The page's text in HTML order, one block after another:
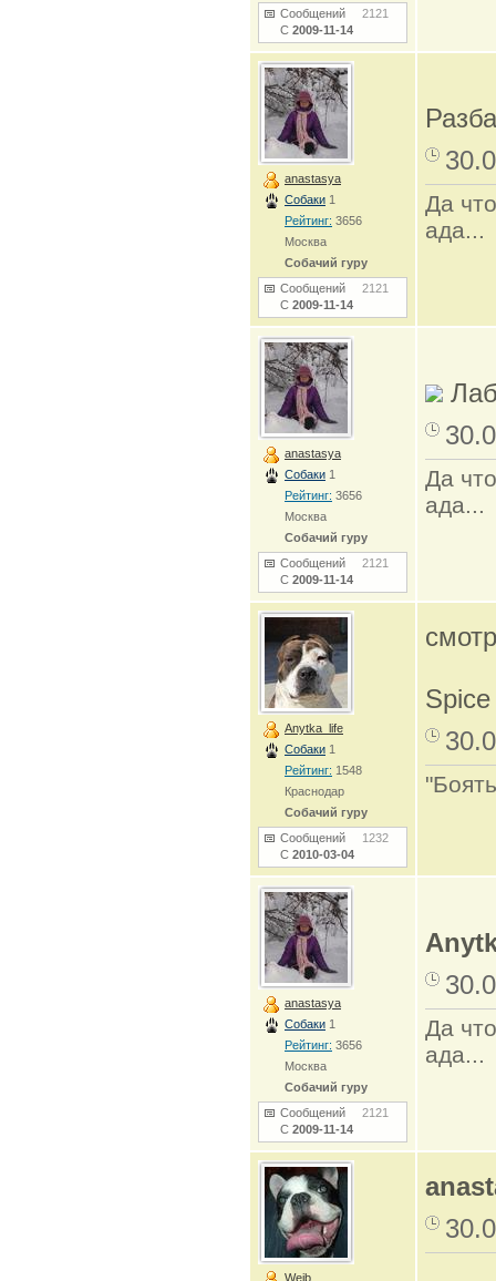
Сообщений 2121
С 2009-11-14
anastasya
Собаки 1
Рейтинг: 3656
Москва
Собачий гуру
Сообщений 2121
С 2009-11-14
Да
ада...
anastasya
Собаки 1
Рейтинг: 3656
Москва
Собачий гуру
Сообщений 2121
С 2009-11-14
Да
ада...
Anytka_life
Собаки 1
Рейтинг: 1548
Краснодар
Собачий гуру
Сообщений 1232
С 2010-03-04
anastasya
Собаки 1
Рейтинг: 3656
Москва
Собачий гуру
Сообщений 2121
С 2009-11-14
Да
ада...
Weib